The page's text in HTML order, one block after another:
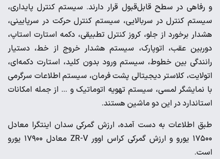
و رفاهی در سطح قابل‌قبول قرار دارند. سیستم کنترل پایداری،
سیستم کنترل در سربالایی، سیستم کنترل حرکت در سرپایینی،
هشدار برخورد از جلو، کروز کنترل تطبیقی، دکمه استارت استاپ،
دوربین عقب، اتوپارک، سیستم هشدار خروج از خط، دستیار
رانندگی بین خطوط، سیستم ورود بدون کلید، استارت دکمه‌ای،
اتولایت، کلاستر دیجیتالی پشت فرمان، سیستم اطلاعات سرگرمی
با نمایشگر لمسی، سیستم تهویه اتوماتیک و ... از جمله امکانات
استاندارد در این دو ماشین هستند.
طبق اطلاعات به دست آمده، ارزش گمرکی سدان اینتگرا معادل
۱۷۵۰۰ یورو و ارزش گمرکی کراس اوور ZR-V معادل ۱۷۹۰۰ یورو
است.